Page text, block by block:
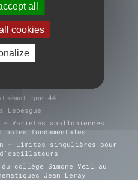
44
Lebesgue
– Variétés apolloniennes
fondamentales
– Limites singulières pour
collège Simone Veil au
Jean Leray
all
cookies